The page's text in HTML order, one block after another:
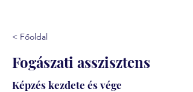
< Főoldal
Fogászati asszisztens
Képzés kezdete és vége